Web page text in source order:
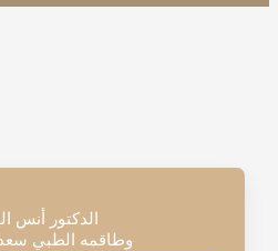
الدكتور أنس
وطاقمه الطبي